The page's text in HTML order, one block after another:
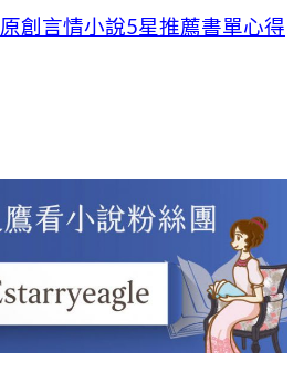
原創言情小說5星推薦書單心得